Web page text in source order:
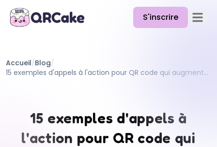
S'inscrire Ouvrir
Tarifs
Docs
Aide
Accueil/Blog/
15 exemples d'appels à l'action pour QR code qui augmentent vraiment les scans (2026)
15 exemples d'appels à
l'action pour QR code qui